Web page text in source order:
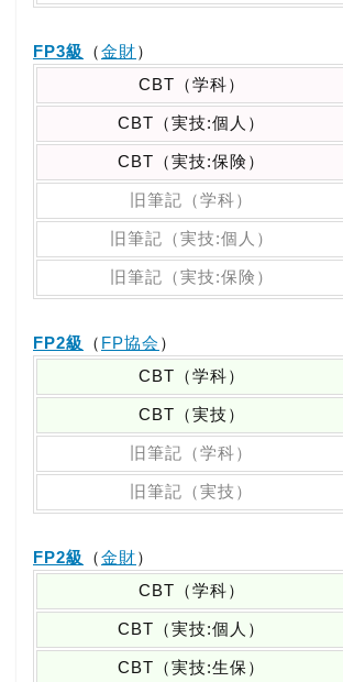
FP3級 （金財）
CBT（学科）
CBT（実技:個人）
CBT（実技:保険）
旧筆記（学科）
旧筆記（実技:個人）
旧筆記（実技:保険）
FP2級 （ FP協会 ）
CBT（学科）
CBT（実技）
旧筆記（学科）
旧筆記（実技）
FP2級 （金財）
CBT（学科）
CBT（実技:個人）
CBT（実技:生保）